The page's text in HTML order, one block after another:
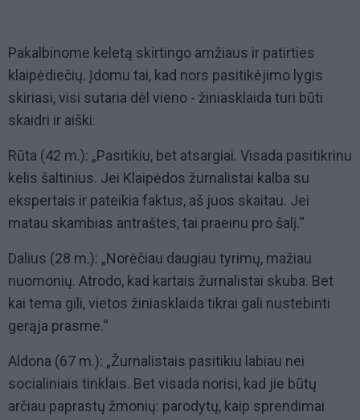
Pakalbinome keletą skirtingo amžiaus ir patirties
klaipėdiečių. Įdomu tai, kad nors pasitikėjimo lygis
skiriasi, visi sutaria dėl vieno - žiniasklaida turi būti
skaidri ir aiški.
Rūta (42 m.): „Pasitikiu, bet atsargiai. Visada pasitikrinu
kelis šaltinius. Jei Klaipėdos žurnalistai kalba su
ekspertais ir pateikia faktus, aš juos skaitau. Jei
matau skambias antraštes, tai praeinu pro šalį.“
Dalius (28 m.): „Norėčiau daugiau tyrimų, mažiau
nuomonių. Atrodo, kad kartais žurnalistai skuba. Bet
kai tema gili, vietos žiniasklaida tikrai gali nustebinti
gerąja prasme.“
Aldona (67 m.): „Žurnalistais pasitikiu labiau nei
socialiniais tinklais. Bet visada norisi, kad jie būtų
arčiau paprastų žmonių: parodytų, kaip sprendimai